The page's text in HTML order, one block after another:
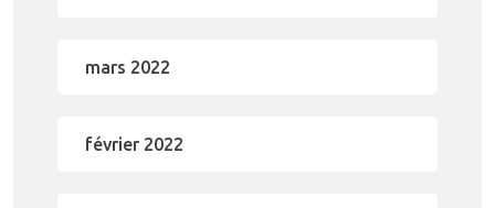
mars 2022
février 2022